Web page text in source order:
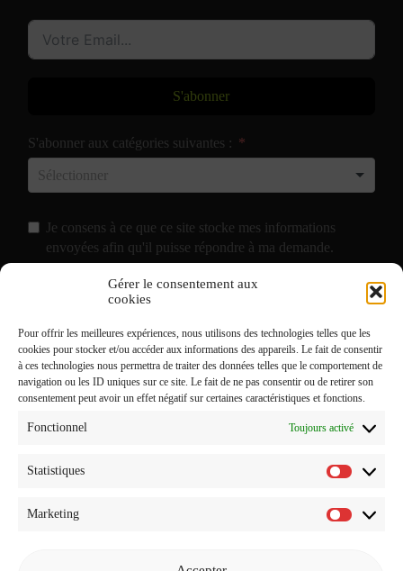
Gérer le consentement aux
cookies
Pour offrir les meilleures expériences, nous utilisons des technologies telles que les
cookies pour stocker et/ou accéder aux informations des appareils. Le fait de consentir
à ces technologies nous permettra de traiter des données telles que le comportement de
navigation ou les ID uniques sur ce site. Le fait de ne pas consentir ou de retirer son
consentement peut avoir un effet négatif sur certaines caractéristiques et fonctions.
Fonctionnel Toujours activé
Statistiques
Marketing
S'abonner
S'abonner aux catégories suivantes :
Je consens à ce que ce site stocke mes informations
envoyées afin qu'il puisse répondre à ma demande.
J'accepte de recevoir vos e-mails et confirme avoir pris
Mentions Légales.